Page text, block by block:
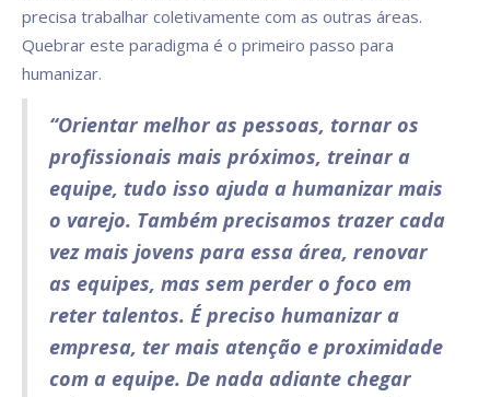
precisa trabalhar coletivamente com as outras áreas.
Quebrar este paradigma é o primeiro passo para
humanizar.
“Orientar melhor as pessoas, tornar os
profissionais mais próximos, treinar a
equipe, tudo isso ajuda a humanizar mais
o varejo. Também precisamos trazer cada
vez mais jovens para essa área, renovar
as equipes, mas sem perder o foco em
reter talentos. É preciso humanizar a
empresa, ter mais atenção e proximidade
com a equipe. De nada adiante chegar